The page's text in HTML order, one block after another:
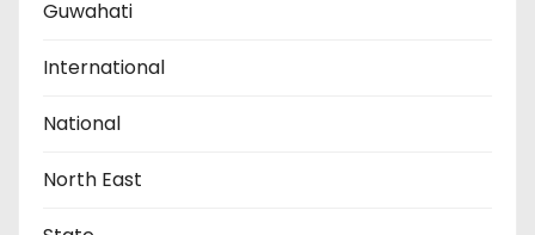
Guwahati
International
National
North East